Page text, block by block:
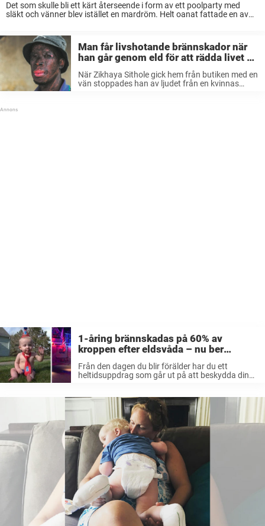
Det som skulle bli ett kärt återseende i form av ett poolparty med
släkt och vänner blev istället en mardröm. Helt oanat fattade en av
Man får livshotande brännskador när
han går genom eld för att rädda livet på
2 bebisar – låt oss tacka honom
När Zikhaya Sithole gick hem från butiken med en
vän stoppades han av ljudet från en kvinnas
1-åring brännskadas på 60% av
kroppen efter eldsvåda – nu ber
mamman alla att hålla tummarna för
bebisen
Från den dagen du blir förälder har du ett
heltidsuppdrag som går ut på att beskydda dina